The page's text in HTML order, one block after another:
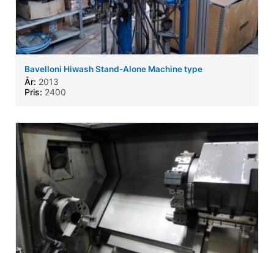
Bavelloni Hiwash Stand-Alone Machine type
År: 2013
Pris: 2400